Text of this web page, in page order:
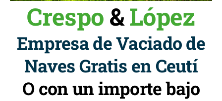
Crespo &López
Empresa de Vaciado de
Naves Gratis en Ceutí
O con un importe bajo